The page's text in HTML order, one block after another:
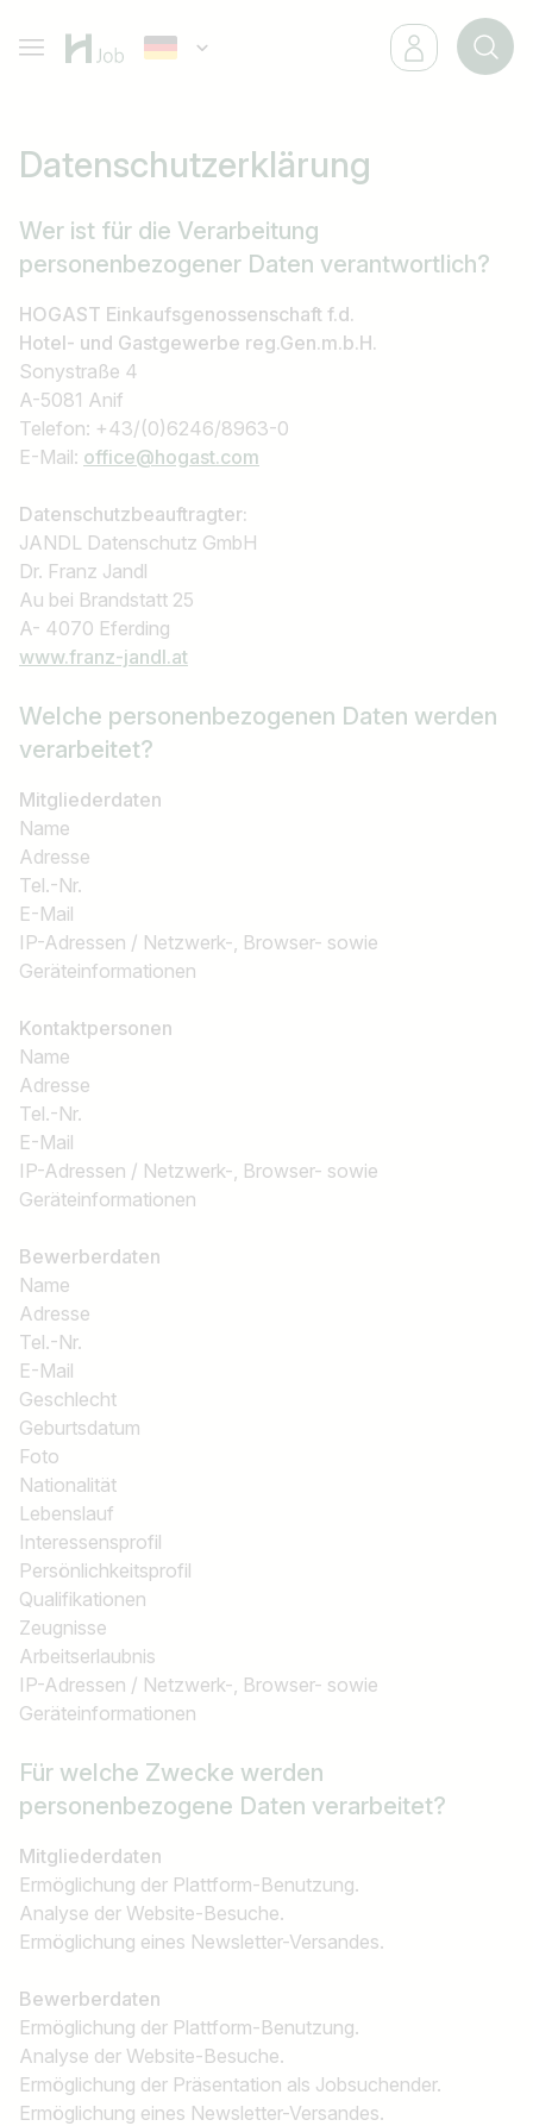
Datenschutzerklärung
Wer ist für die Verarbeitung
personenbezogener Daten verantwortlich?
HOGAST Einkaufsgenossenschaft f.d.
Hotel- und Gastgewerbe reg.Gen.m.b.H.
Sonystraße 4
A-5081 Anif
Telefon: +43/(0)6246/8963-0
E-Mail: office@hogast.com
Datenschutzbeauftragter:
JANDL Datenschutz GmbH
Dr. Franz Jandl
Au bei Brandstatt 25
A- 4070 Eferding
www.franz-jandl.at
Welche personenbezogenen Daten werden
verarbeitet?
Mitgliederdaten
Name
Adresse
Tel.-Nr.
E-Mail
IP-Adressen / Netzwerk-, Browser- sowie
Geräteinformationen
Kontaktpersonen
Name
Adresse
Tel.-Nr.
E-Mail
IP-Adressen / Netzwerk-, Browser- sowie
Geräteinformationen
Bewerberdaten
Name
Adresse
Tel.-Nr.
E-Mail
Geschlecht
Geburtsdatum
Foto
Nationalität
Lebenslauf
Interessensprofil
Persönlichkeitsprofil
Qualifikationen
Zeugnisse
Arbeitserlaubnis
IP-Adressen / Netzwerk-, Browser- sowie
Geräteinformationen
Für welche Zwecke werden
personenbezogene Daten verarbeitet?
Mitgliederdaten
Ermöglichung der Plattform-Benutzung.
Analyse der Website-Besuche.
Ermöglichung eines Newsletter-Versandes.
Bewerberdaten
Ermöglichung der Plattform-Benutzung.
Analyse der Website-Besuche.
Ermöglichung der Präsentation als Jobsuchender.
Ermöglichung eines Newsletter-Versandes.